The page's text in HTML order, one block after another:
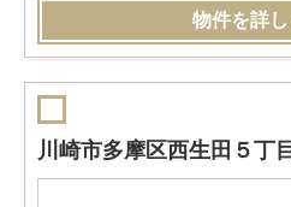
物件を詳
川崎市多摩区西生田５丁